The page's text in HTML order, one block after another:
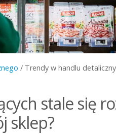
/ Trendy w handlu
stale się
sklep?